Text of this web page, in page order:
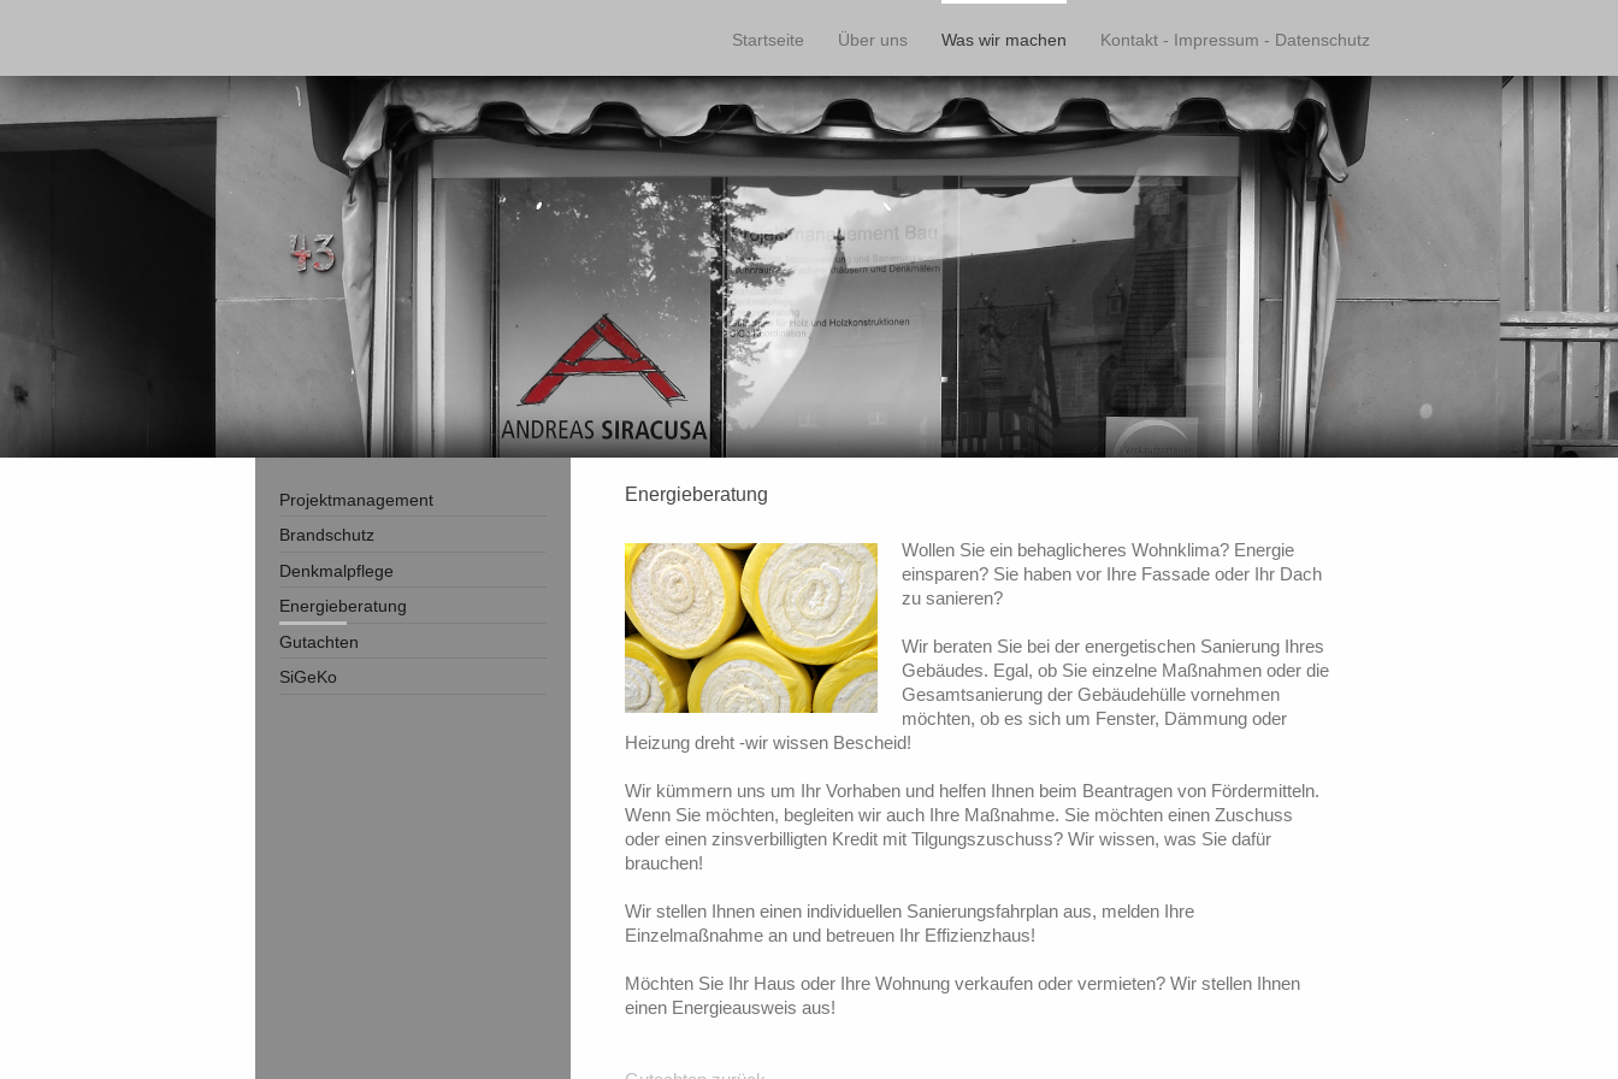
Startseite Über uns Was wir machen Kontakt - Impressum - Datenschutz
Energieberatung
Wollen Sie ein behaglicheres Wohnklima? Energie
einsparen? Sie haben vor Ihre Fassade oder Ihr Dach
zu sanieren?
Wir beraten Sie bei der energetischen Sanierung Ihres
Gebäudes. Egal, ob Sie einzelne Maßnahmen oder die
Gesamtsanierung der Gebäudehülle vornehmen
möchten, ob es sich um Fenster, Dämmung oder
Heizung dreht -wir wissen Bescheid!
Wir kümmern uns um Ihr Vorhaben und helfen Ihnen beim Beantragen von Fördermitteln.
Wenn Sie möchten, begleiten wir auch Ihre Maßnahme. Sie möchten einen Zuschuss
oder einen zinsverbilligten Kredit mit Tilgungszuschuss? Wir wissen, was Sie dafür
brauchen!
Wir stellen Ihnen einen individuellen Sanierungsfahrplan aus, melden Ihre
Einzelmaßnahme an und betreuen Ihr Effizienzhaus!
Möchten Sie Ihr Haus oder Ihre Wohnung verkaufen oder vermieten? Wir stellen Ihnen
einen Energieausweis aus!
Projektmanagement
Brandschutz
Denkmalpflege
Energieberatung
Gutachten
SiGeKo